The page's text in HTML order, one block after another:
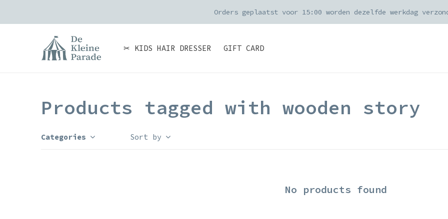
✂ KIDS HAIR DRESSER GIFT CARD
Orders geplaatst voor 15:00 worden dezelfde werkdag
Products tagged with wooden story
Categories Sort by
No products found